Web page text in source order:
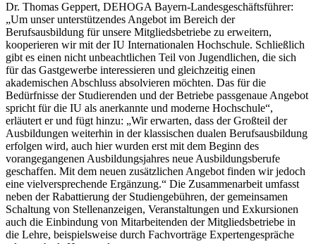
Dr. Thomas Geppert, DEHOGA Bayern-Landesgeschäftsführer:
„Um unser unterstützendes Angebot im Bereich der
Berufsausbildung für unsere Mitgliedsbetriebe zu erweitern,
kooperieren wir mit der IU Internationalen Hochschule. Schließlich
gibt es einen nicht unbeachtlichen Teil von Jugendlichen, die sich
für das Gastgewerbe interessieren und gleichzeitig einen
akademischen Abschluss absolvieren möchten. Das für die
Bedürfnisse der Studierenden und der Betriebe passgenaue Angebot
spricht für die IU als anerkannte und moderne Hochschule“,
erläutert er und fügt hinzu: „Wir erwarten, dass der Großteil der
Ausbildungen weiterhin in der klassischen dualen Berufsausbildung
erfolgen wird, auch hier wurden erst mit dem Beginn des
vorangegangenen Ausbildungsjahres neue Ausbildungsberufe
geschaffen. Mit dem neuen zusätzlichen Angebot finden wir jedoch
eine vielversprechende Ergänzung.“ Die Zusammenarbeit umfasst
neben der Rabattierung der Studiengebühren, der gemeinsamen
Schaltung von Stellenanzeigen, Veranstaltungen und Exkursionen
auch die Einbindung von Mitarbeitenden der Mitgliedsbetriebe in
die Lehre, beispielsweise durch Fachvorträge Expertengespräche